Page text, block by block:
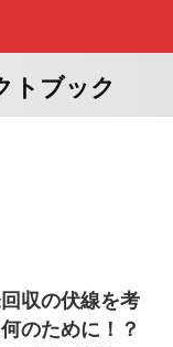
トブック
収の伏線を考
のために！？